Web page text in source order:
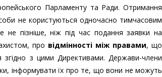
Парламенту та Ради. Отримання
не користуються одночасно тимчасовим
пізніше, ніж під час подання заявки на
про відмінності між правами, що
з цими Директивами. Держави-члени
інформувати їх про те, що вони не можуть